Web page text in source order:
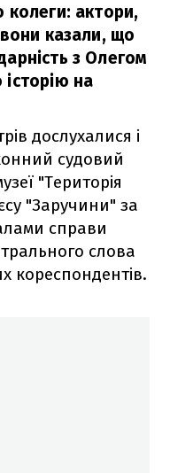
колеги: актори,
казали, що
з Олегом
на
дослухалися і
судовий
"Територія
"Заручини" за
справи
слова
кореспондентів.